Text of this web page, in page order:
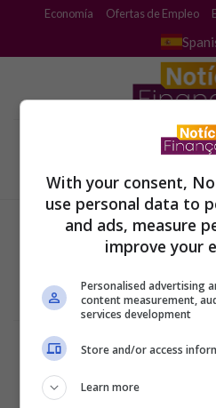
content
Economía Ofertas de Empleo
Política de
With your consent,
use personal data to
and ads, measure
improve your
Personalised advertising
content measurement,
services development
Store and/or access
Learn more